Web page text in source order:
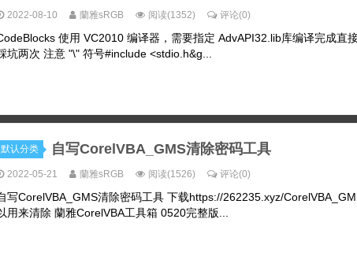
2022-08-10 蘭雅sRGB 阅读(1352) 评论(0)
使用 VC2010 编译器，需要指定 AdvAPI32.lib库编译完成直
坑两次 注意 "\" 符号#include <stdio.h&g...
默认分类 自写CorelVBA_GMS清除密码工具
2022-05-21 蘭雅sRGB 阅读(1526) 评论(0)
写CorelVBA_GMS清除密码工具 下载https://262235.xyz/
用来清除 蘭雅CorelVBA工具箱 0520完整版...